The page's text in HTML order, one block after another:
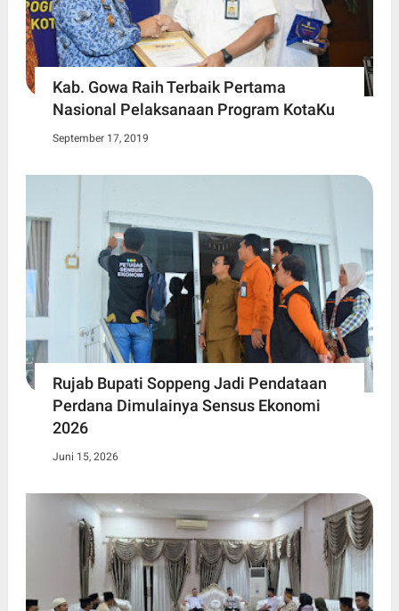
Kab. Gowa Raih Terbaik Pertama
Nasional Pelaksanaan Program KotaKu
September 17, 2019
Rujab Bupati Soppeng Jadi Pendataan
Perdana Dimulainya Sensus Ekonomi
2026
Juni 15, 2026